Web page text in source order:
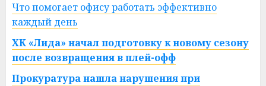
Что помогает офису работать эффективно
каждый день
ХК «Лида» начал подготовку к новому сезону
после возвращения в плей-офф
Прокуратура нашла нарушения при